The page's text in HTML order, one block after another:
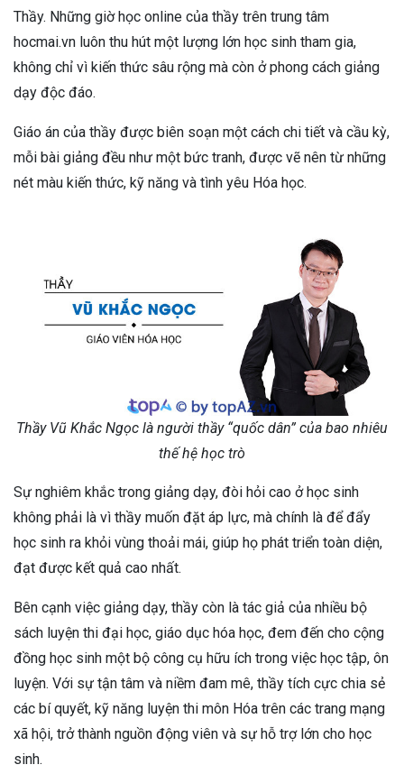
Thầy. Những giờ học online của thầy trên trung tâm
hocmai.vn luôn thu hút một lượng lớn học sinh tham gia,
không chỉ vì kiến thức sâu rộng mà còn ở phong cách giảng
dạy độc đáo.
Giáo án của thầy được biên soạn một cách chi tiết và cầu kỳ,
mỗi bài giảng đều như một bức tranh, được vẽ nên từ những
nét màu kiến thức, kỹ năng và tình yêu Hóa học.
Thầy Vũ Khắc Ngọc là người thầy “quốc dân” của bao nhiêu
thế hệ học trò
Sự nghiêm khắc trong giảng dạy, đòi hỏi cao ở học sinh
không phải là vì thầy muốn đặt áp lực, mà chính là để đẩy
học sinh ra khỏi vùng thoải mái, giúp họ phát triển toàn diện,
đạt được kết quả cao nhất.
Bên cạnh việc giảng dạy, thầy còn là tác giả của nhiều bộ
sách luyện thi đại học, giáo dục hóa học, đem đến cho cộng
đồng học sinh một bộ công cụ hữu ích trong việc học tập, ôn
luyện. Với sự tận tâm và niềm đam mê, thầy tích cực chia sẻ
các bí quyết, kỹ năng luyện thi môn Hóa trên các trang mạng
xã hội, trở thành nguồn động viên và sự hỗ trợ lớn cho học
sinh.